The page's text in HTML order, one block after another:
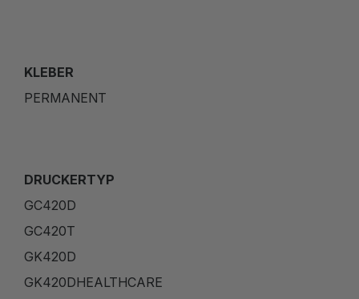
KLEBER
PERMANENT
DRUCKERTYP
GC420D
GC420T
GK420D
GK420DHEALTHCARE